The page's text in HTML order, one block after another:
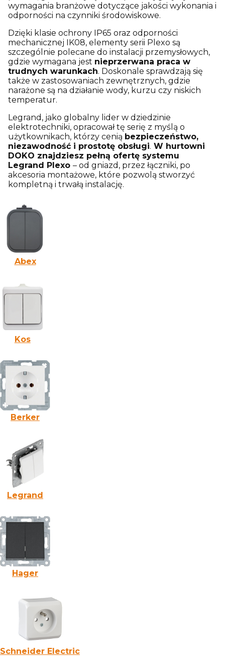
wymagania branżowe dotyczące jakości wykonania i
odporności na czynniki środowiskowe.
Dzięki klasie ochrony IP65 oraz odporności
mechanicznej IK08, elementy serii Plexo są
szczególnie polecane do instalacji przemysłowych,
gdzie wymagana jest nieprzerwana praca w
trudnych warunkach. Doskonale sprawdzają się
także w zastosowaniach zewnętrznych, gdzie
narażone są na działanie wody, kurzu czy niskich
temperatur.
Legrand, jako globalny lider w dziedzinie
elektrotechniki, opracował tę serię z myślą o
użytkownikach, którzy cenią bezpieczeństwo,
niezawodność i prostotę obsługi. W hurtowni
DOKO znajdziesz pełną ofertę systemu
Legrand Plexo – od gniazd, przez łączniki, po
akcesoria montażowe, które pozwolą stworzyć
kompletną i trwałą instalację.
Abex
Kos
Berker
Legrand
Hager
Schneider Electric